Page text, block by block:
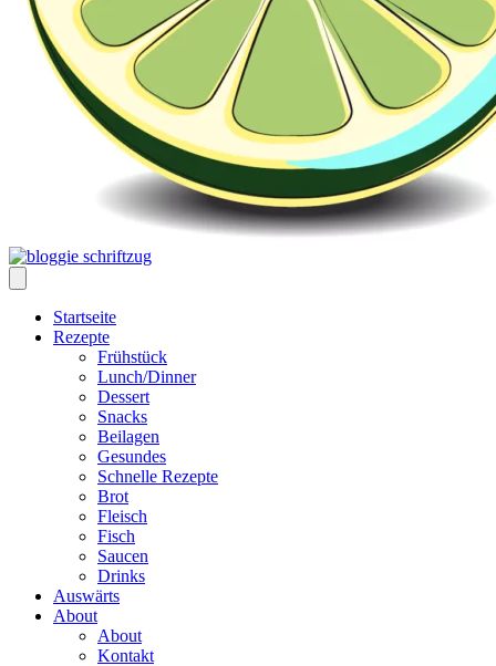
Startseite
Rezepte
Frühstück
Lunch/Dinner
Dessert
Snacks
Beilagen
Gesundes
Schnelle Rezepte
Brot
Fleisch
Fisch
Saucen
Drinks
Auswärts
About
About
Kontakt